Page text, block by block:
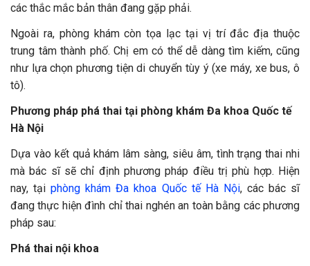
các thắc mắc bản thân đang gặp phải.
Ngoài ra, phòng khám còn tọa lạc tại vị trí đắc địa thuộc
trung tâm thành phố. Chị em có thể dễ dàng tìm kiếm, cũng
như lựa chọn phương tiện di chuyển tùy ý (xe máy, xe bus, ô
tô).
Phương pháp phá thai tại phòng khám Đa khoa Quốc tế
Hà Nội
Dựa vào kết quả khám lâm sàng, siêu âm, tình trạng thai nhi
mà bác sĩ sẽ chỉ định phương pháp điều trị phù hợp. Hiện
nay, tạiphòng khám Đa khoa Quốc tế Hà Nội, các bác sĩ
đang thực hiện đình chỉ thai nghén an toàn bằng các phương
pháp sau:
Phá thai nội khoa